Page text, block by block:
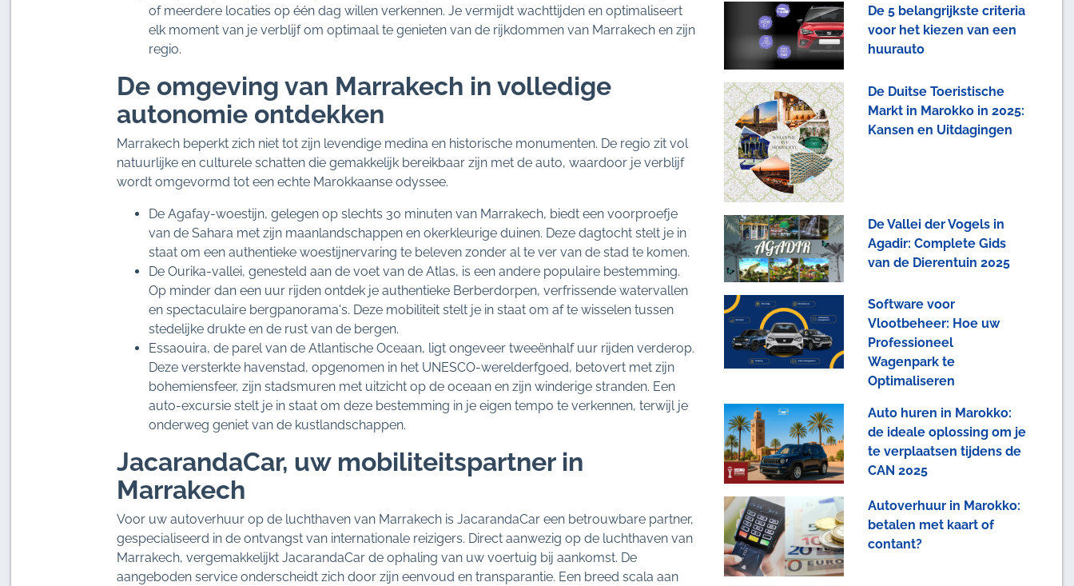
of meerdere locaties op één dag willen verkennen. Je vermijdt wachttijden en optimaliseert
elk moment van je verblijf om optimaal te genieten van de rijkdommen van Marrakech en zijn
regio.
De omgeving van Marrakech in volledige
autonomie ontdekken
Marrakech beperkt zich niet tot zijn levendige medina en historische monumenten. De regio zit vol
natuurlijke en culturele schatten die gemakkelijk bereikbaar zijn met de auto, waardoor je verblijf
wordt omgevormd tot een echte Marokkaanse odyssee.
De Agafay-woestijn, gelegen op slechts 30 minuten van Marrakech, biedt een voorproefje
van de Sahara met zijn maanlandschappen en okerkleurige duinen. Deze dagtocht stelt je in
staat om een authentieke woestijnervaring te beleven zonder al te ver van de stad te komen.
De Ourika-vallei, genesteld aan de voet van de Atlas, is een andere populaire bestemming.
Op minder dan een uur rijden ontdek je authentieke Berberdorpen, verfrissende watervallen
en spectaculaire bergpanorama's. Deze mobiliteit stelt je in staat om af te wisselen tussen
stedelijke drukte en de rust van de bergen.
Essaouira, de parel van de Atlantische Oceaan, ligt ongeveer tweeënhalf uur rijden verderop.
Deze versterkte havenstad, opgenomen in het UNESCO-werelderfgoed, betovert met zijn
bohemiensfeer, zijn stadsmuren met uitzicht op de oceaan en zijn winderige stranden. Een
auto-excursie stelt je in staat om deze bestemming in je eigen tempo te verkennen, terwijl je
onderweg geniet van de kustlandschappen.
JacarandaCar, uw mobiliteitspartner in
Marrakech
Voor uw autoverhuur op de luchthaven van Marrakech is JacarandaCar een betrouwbare partner,
gespecialiseerd in de ontvangst van internationale reizigers. Direct aanwezig op de luchthaven van
Marrakech, vergemakkelijkt JacarandaCar de ophaling van uw voertuig bij aankomst. De
aangeboden service onderscheidt zich door zijn eenvoud en transparantie. Een breed scala aan
De 5 belangrijkste criteria
voor het kiezen van een
huurauto
De Duitse Toeristische
Markt in Marokko in 2025:
Kansen en Uitdagingen
De Vallei der Vogels in
Agadir: Complete Gids
van de Dierentuin 2025
Software voor
Vlootbeheer: Hoe uw
Professioneel
Wagenpark te
Optimaliseren
Auto huren in Marokko:
de ideale oplossing om je
te verplaatsen tijdens de
CAN 2025
Autoverhuur in Marokko:
betalen met kaart of
contant?